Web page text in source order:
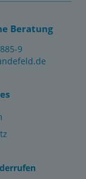
Beratung
9